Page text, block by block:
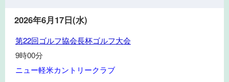
期
技
ー
コ
ー
完
2026年6月17日(水)
第
22
ゴ
第22回ゴルフ協会長杯ゴルフ大会
9時00分
ニュー軽米カントリークラブ